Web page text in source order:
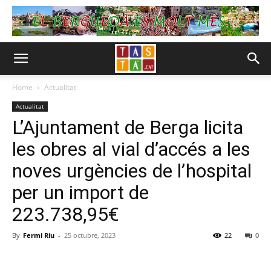
Home Actualitat
Actualitat
L’Ajuntament de Berga licita
les obres al vial d’accés a les
noves urgències de l’hospital
per un import de
223.738,95€
By Fermi Riu - 25 octubre, 2023 0
22